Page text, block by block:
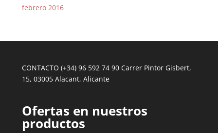
febrero 2016
CONTACTO (+34) 96 592 74 90 Carrer Pintor Gisbert,
15, 03005 Alacant, Alicante
Ofertas en nuestros
productos